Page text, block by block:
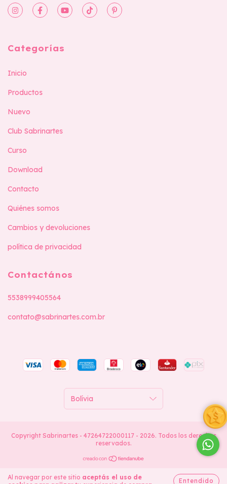
Al navegar por este sitio aceptás el uso de
Entendido
Categorías
Inicio
Productos
Nuevo
Club Sabrinartes
Curso
Download
Contacto
Quiénes somos
Cambios y devoluciones
política de privacidad
Contactános
5538999405564
contato@sabrinartes.com.br
Copyright Sabrinartes - 47264722000117 - 2026. Todos los derechos
reservados.